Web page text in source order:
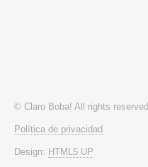
© Claro Boba! All rights reserved
Política de privacidad
Design: HTML5 UP